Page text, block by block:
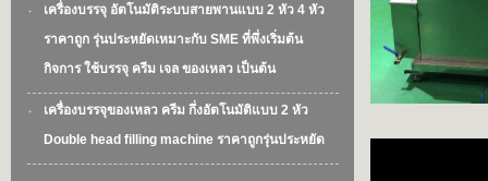
เครื่องบรรจุ อัตโนมัติระบบสายพานแบบ 2 หัว 4 หัว
ราคาถูก รุ่นประหยัดเหมาะกับ SME ที่พึ่งเริ่มต้น
กิจการ ใช้บรรจุ ครีม เจล ของเหลว เป็นต้น
เครื่องบรรจุของเหลว ครีม กึ่งอัตโนมัติแบบ 2 หัว
Double head filling machine ราคาถูกรุ่นประหยัด